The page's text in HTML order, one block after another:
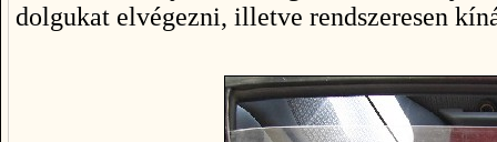
dolgukat elvégezni, illetve rendszeresen